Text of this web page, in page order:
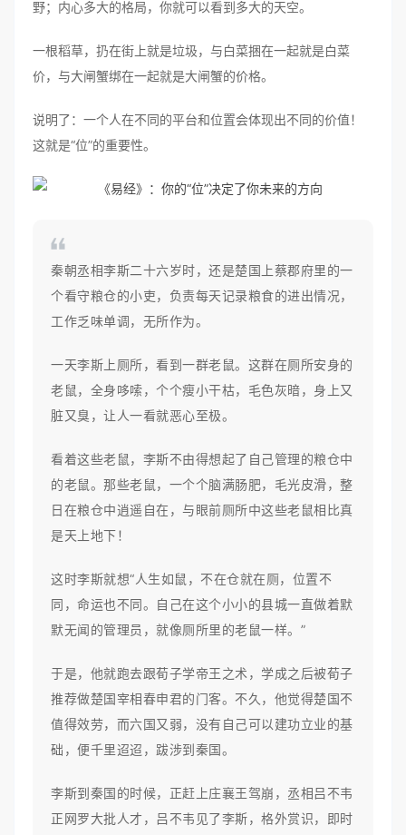
野；内心多大的格局，你就可以看到多大的天空。
一根稻草，扔在街上就是垃圾，与白菜捆在一起就是白菜
价，与大闸蟹绑在一起就是大闸蟹的价格。
说明了：一个人在不同的平台和位置会体现出不同的价值！
这就是“位”的重要性。
秦朝丞相李斯二十六岁时，还是楚国上蔡郡府里的一
个看守粮仓的小吏，负责每天记录粮食的进出情况，
工作乏味单调，无所作为。
一天李斯上厕所，看到一群老鼠。这群在厕所安身的
老鼠，全身哆嗦，个个瘦小干枯，毛色灰暗，身上又
脏又臭，让人一看就恶心至极。
看着这些老鼠，李斯不由得想起了自己管理的粮仓中
的老鼠。那些老鼠，一个个脑满肠肥，毛光皮滑，整
日在粮仓中逍遥自在，与眼前厕所中这些老鼠相比真
是天上地下！
这时李斯就想“人生如鼠，不在仓就在厕，位置不
同，命运也不同。自己在这个小小的县城一直做着默
默无闻的管理员，就像厕所里的老鼠一样。”
于是，他就跑去跟荀子学帝王之术，学成之后被荀子
推荐做楚国宰相春申君的门客。不久，他觉得楚国不
值得效劳，而六国又弱，没有自己可以建功立业的基
础，便千里迢迢，跋涉到秦国。
李斯到秦国的时候，正赶上庄襄王驾崩，丞相吕不韦
正网罗大批人才，吕不韦见了李斯，格外赏识，即时